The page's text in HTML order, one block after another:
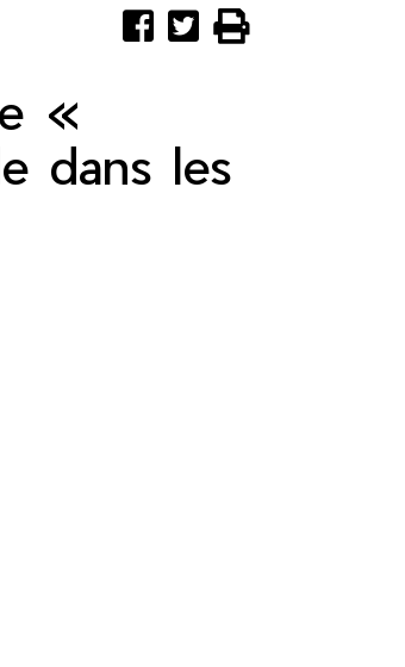
Partager
sur
 Partager
sur
 Imprimer

«
dans les